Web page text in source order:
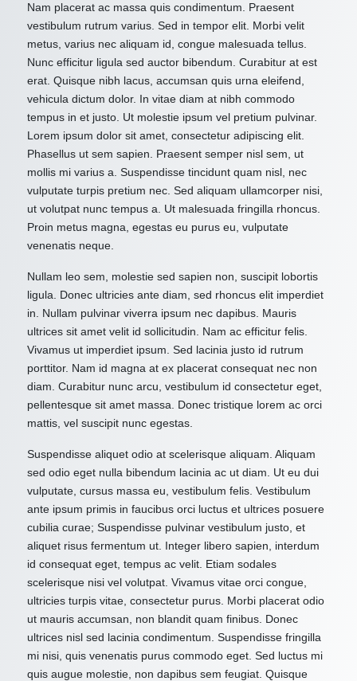
Nam placerat ac massa quis condimentum. Praesent
vestibulum rutrum varius. Sed in tempor elit. Morbi velit
metus, varius nec aliquam id, congue malesuada tellus.
Nunc efficitur ligula sed auctor bibendum. Curabitur at est
erat. Quisque nibh lacus, accumsan quis urna eleifend,
vehicula dictum dolor. In vitae diam at nibh commodo
tempus in et justo. Ut molestie ipsum vel pretium pulvinar.
Lorem ipsum dolor sit amet, consectetur adipiscing elit.
Phasellus ut sem sapien. Praesent semper nisl sem, ut
mollis mi varius a. Suspendisse tincidunt quam nisl, nec
vulputate turpis pretium nec. Sed aliquam ullamcorper nisi,
ut volutpat nunc tempus a. Ut malesuada fringilla rhoncus.
Proin metus magna, egestas eu purus eu, vulputate
venenatis neque.
Nullam leo sem, molestie sed sapien non, suscipit lobortis
ligula. Donec ultricies ante diam, sed rhoncus elit imperdiet
in. Nullam pulvinar viverra ipsum nec dapibus. Mauris
ultrices sit amet velit id sollicitudin. Nam ac efficitur felis.
Vivamus ut imperdiet ipsum. Sed lacinia justo id rutrum
porttitor. Nam id magna at ex placerat consequat nec non
diam. Curabitur nunc arcu, vestibulum id consectetur eget,
pellentesque sit amet massa. Donec tristique lorem ac orci
mattis, vel suscipit nunc egestas.
Suspendisse aliquet odio at scelerisque aliquam. Aliquam
sed odio eget nulla bibendum lacinia ac ut diam. Ut eu dui
vulputate, cursus massa eu, vestibulum felis. Vestibulum
ante ipsum primis in faucibus orci luctus et ultrices posuere
cubilia curae; Suspendisse pulvinar vestibulum justo, et
aliquet risus fermentum ut. Integer libero sapien, interdum
id consequat eget, tempus ac velit. Etiam sodales
scelerisque nisi vel volutpat. Vivamus vitae orci congue,
ultricies turpis vitae, consectetur purus. Morbi placerat odio
ut mauris accumsan, non blandit quam finibus. Donec
ultrices nisl sed lacinia condimentum. Suspendisse fringilla
mi nisi, quis venenatis purus commodo eget. Sed luctus mi
quis augue molestie, non dapibus sem feugiat. Quisque